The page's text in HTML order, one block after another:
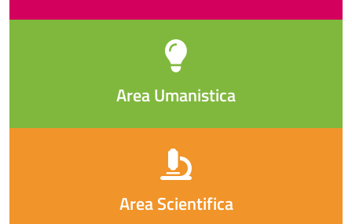
Area Umanistica
Area Scientifica